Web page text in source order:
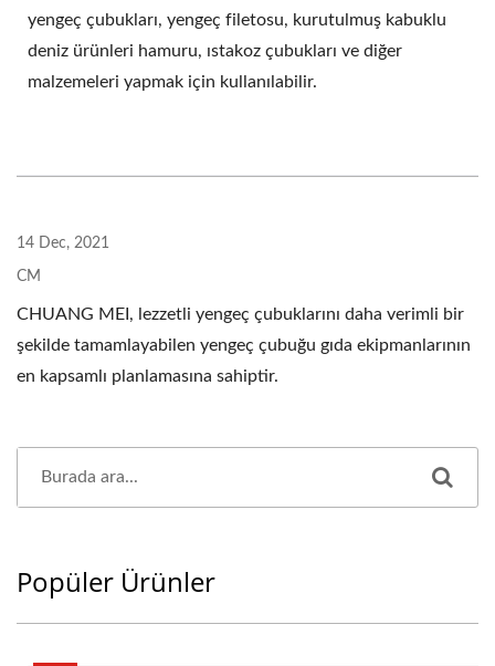
yengeç çubukları, yengeç filetosu, kurutulmuş kabuklu
deniz ürünleri hamuru, ıstakoz çubukları ve diğer
malzemeleri yapmak için kullanılabilir.
14 Dec, 2021
CM
CHUANG MEI, lezzetli yengeç çubuklarını daha verimli bir
şekilde tamamlayabilen yengeç çubuğu gıda ekipmanlarının
en kapsamlı planlamasına sahiptir.
Popüler Ürünler